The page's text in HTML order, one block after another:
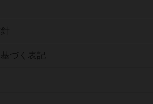
づく表記